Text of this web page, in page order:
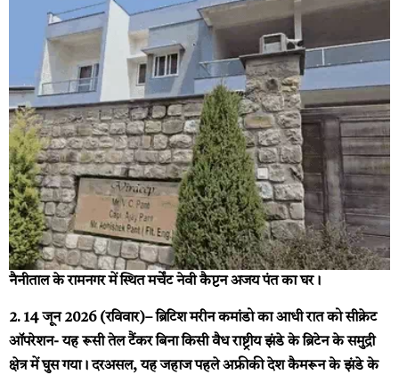
नैनीताल के रामनगर में स्थित मर्चेंट नेवी कैप्टन अजय पंत का घर।
2. 14 जून 2026 (रविवार)– ब्रिटिश मरीन कमांडो का आधी रात को सीक्रेट
ऑपरेशन-यह रूसी तेल टैंकर बिना किसी वैध राष्ट्रीय झंडे के ब्रिटेन के समुद्री
क्षेत्र में घुस गया। दरअसल, यह जहाज पहले अफ्रीकी देश कैमरून के झंडे के